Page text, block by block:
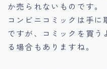
か売られないものです。
コンビニコミックは手
ですが、コミックを買う
る場合もありますね。